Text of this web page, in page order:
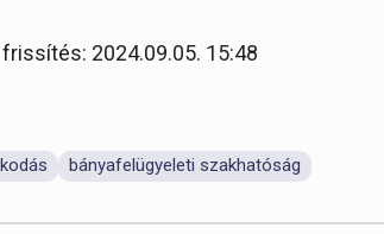
2024.09.05. 15:48
bányafelügyeleti szakhatóság